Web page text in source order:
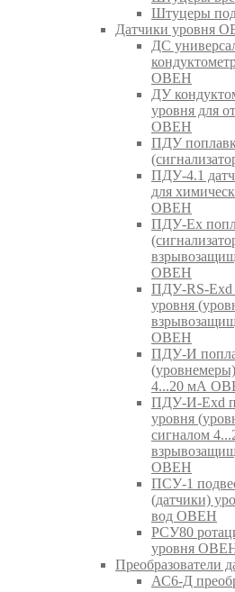
Штуцеры
Датчики уровня
ДС
ОВЕН
ДУ
уровня для
ОВЕН
ПДУ
ПДУ-4.1
для
ОВЕН
ПДУ-Ex
ОВЕН
ПДУ-RS-Exd
уровня
ОВЕН
ПДУ-И
4...20 мА
ПДУ-И-Exd
уровня
сигналом
ОВЕН
ПСУ-1
(датчики)
вод ОВЕН
РСУ80
уровня
Преобразователи
АС6-Д